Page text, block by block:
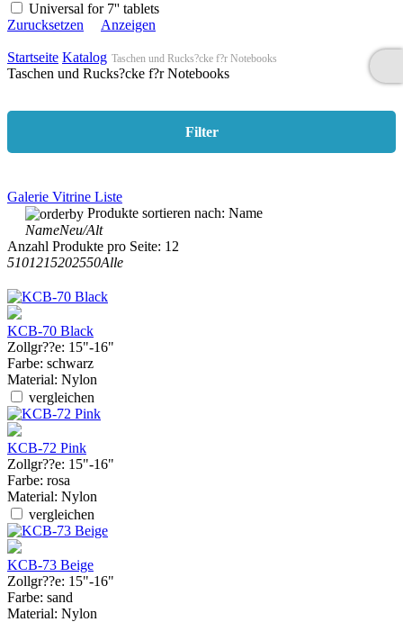
Universal for 7'' tablets
Zurucksetzen
Anzeigen
Startseite Katalog Taschen und Rucks?cke f?r Notebooks
Taschen und Rucks?cke f?r Notebooks
Filter
Galerie Vitrine Liste
Produkte sortieren nach: Name
NameNeu/Alt
Anzahl Produkte pro Seite: 12
5101215202550Alle
KCB-70 Black
Zollgr??e: 15"-16"
Farbe: schwarz
Material: Nylon
vergleichen
KCB-72 Pink
Zollgr??e: 15"-16"
Farbe: rosa
Material: Nylon
vergleichen
KCB-73 Beige
Zollgr??e: 15"-16"
Farbe: sand
Material: Nylon